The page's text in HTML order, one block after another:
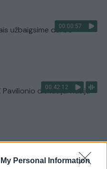
Personal Information
00:00:57
užbaigsime darbo
00:42:12
diskusija: Rusija
turistai įtūžę